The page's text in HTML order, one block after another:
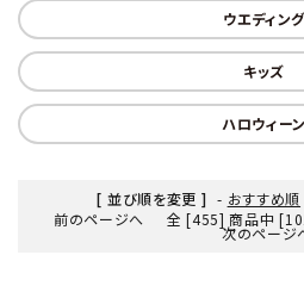
ウエディング
キッズ
ハロウィーン
[ 並び順を変更 ] - おすすめ順
前のページへ
全 [455] 商品中
次のページ